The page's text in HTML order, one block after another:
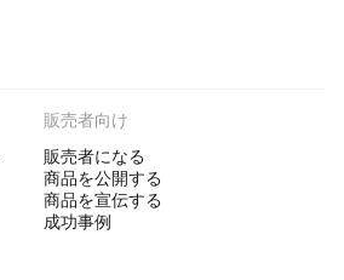
販売者向け
販売者になる
商品を公開する
商品を宣伝する
成功事例